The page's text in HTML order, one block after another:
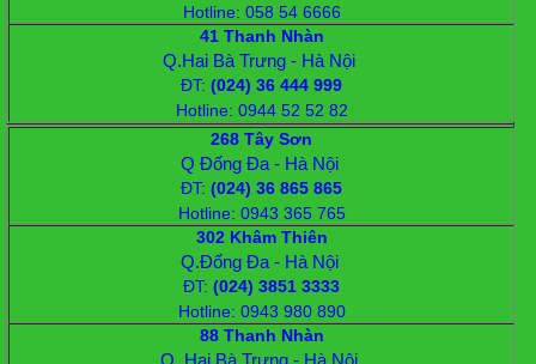
Hotline: 058 54 6666
41 Thanh Nhàn
Q.Hai Bà Trưng - Hà Nội
ĐT:(024) 36 444 999
Hotline: 0944 52 52 82
268 Tây Sơn
Q Đống Đa - Hà Nội
ĐT:(024) 36 865 865
Hotline: 0943 365 765
302 Khâm Thiên
Q.Đống Đa - Hà Nội
ĐT:(024) 3851 3333
Hotline: 0943 980 890
88 Thanh Nhàn
Q. Hai Bà Trưng - Hà Nội